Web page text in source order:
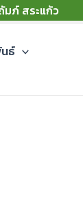
มภ์ สระแก้ว
ธ์